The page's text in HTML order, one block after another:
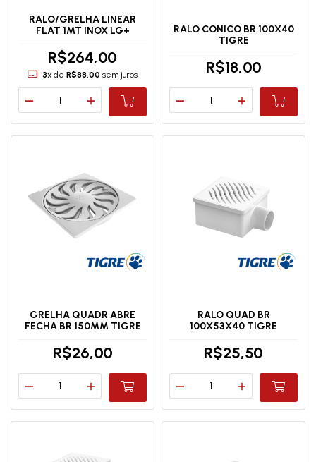
RALO/GRELHA LINEAR
FLAT 1MT INOX LG+
R$264,00
3x de R$88,00 sem juros
RALO CONICO BR 100X40
TIGRE
R$18,00
GRELHA QUADR ABRE
FECHA BR 150MM TIGRE
R$26,00
RALO QUAD BR
100X53X40 TIGRE
R$25,50